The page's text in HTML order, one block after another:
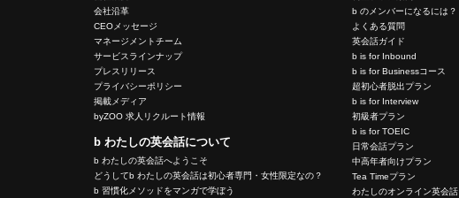
会社沿革
CEOメッセージ
マネージメントチーム
サービスラインナップ
プレスリリース
プライバシーポリシー
掲載メディア
byZOO 求人リクルート情報
b わたしの英会話について
b わたしの英会話へようこそ
どうしてb わたしの英会話は初心者専門・女性限定なの？
b 習慣化メソッドをマンガで学ぼう
b のメンバーになるには？
よくある質問
英会話ガイド
b is for Inbound
b is for Businessコース
超初心者脱出プラン
b is for Interview
初級者プラン
b is for TOEIC
日常会話プラン
中高年者向けプラン
Tea Timeプラン
わたしのオンライン英会話